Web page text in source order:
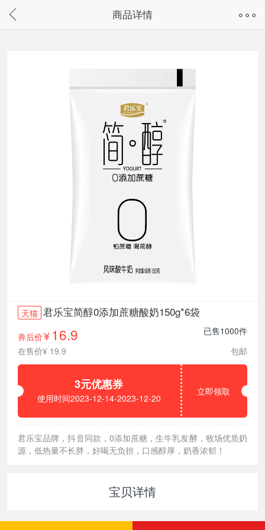
请通过微信或支付宝搜“奇兔客小程序”访问
商品详情
天猫 君乐宝简醇0添加蔗糖酸奶150g*6袋
券后价¥ 16.9
已售1000件
在售价¥ 19.9
包邮
3元优惠券
使用时间2023-12-14-2023-12-20
立即领取
君乐宝品牌，抖音同款，0添加蔗糖，生牛乳发酵，牧场优质奶
源，低热量不长胖，好喝无负担，口感醇厚，奶香浓郁！
宝贝详情